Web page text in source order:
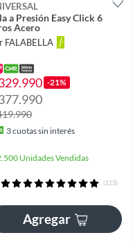
a Presión Easy Click 6
Acero
FALABELLA
-21%
3cuotas sin interés
Unidades Vendidas
(113)
Agregar